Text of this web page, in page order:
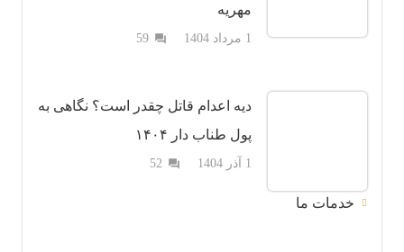
مهریه
1 مرداد 1404 question_answer
59دیدگاه
دیه اعدام قاتل چقدر است؟ نگاهی به
پول طناب دار ۱۴۰۴
1 آذر 1404 question_answer
52دیدگاه
خدمات ما